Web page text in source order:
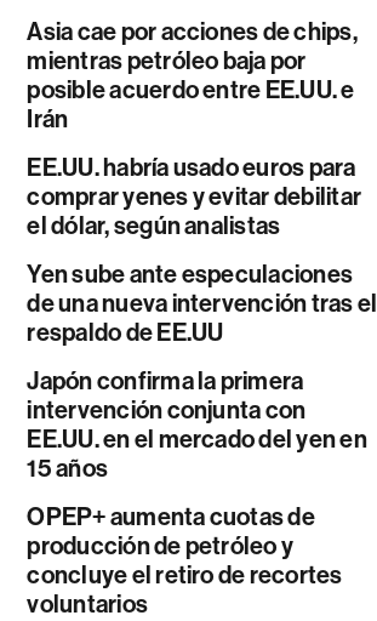
Asia cae por acciones de chips,
mientras petróleo baja por
posible acuerdo entre EE.UU. e
Irán
EE.UU. habría usado euros para
comprar yenes y evitar debilitar
el dólar, según analistas
Yen sube ante especulaciones
de una nueva intervención tras el
respaldo de EE.UU
Japón confirma la primera
intervención conjunta con
EE.UU. en el mercado del yen en
15 años
OPEP+ aumenta cuotas de
producción de petróleo y
concluye el retiro de recortes
voluntarios